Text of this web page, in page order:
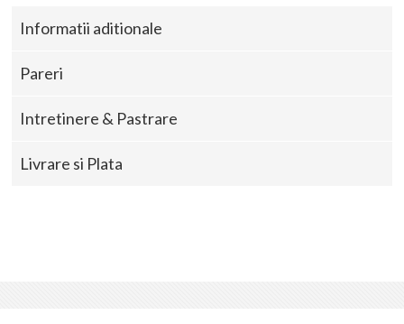
Informatii aditionale
Pareri
Intretinere & Pastrare
Livrare si Plata